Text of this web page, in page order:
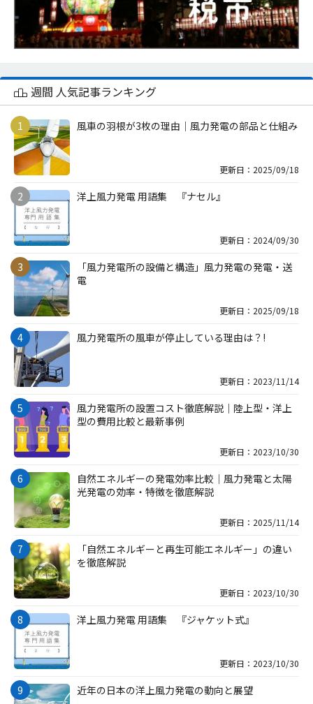
週間 人気記事ランキング
風車の羽根が3枚の理由｜風力発電の部品と仕組み
更新日：2025/09/18
洋上風力発電 用語集 『ナセル』
更新日：2024/09/30
「風力発電所の設備と構造」風力発電の発電・送
電
更新日：2025/09/18
風力発電所の風車が停止している理由は？!
更新日：2023/11/14
風力発電所の設置コスト徹底解説｜陸上型・洋上
型の費用比較と最新事例
更新日：2023/10/30
自然エネルギーの発電効率比較｜風力発電と太陽
光発電の効率・特徴を徹底解説
更新日：2025/11/14
「自然エネルギーと再生可能エネルギー」の違い
を徹底解説
更新日：2023/10/30
洋上風力発電 用語集 『ジャケット式』
更新日：2023/10/30
近年の日本の洋上風力発電の動向と展望